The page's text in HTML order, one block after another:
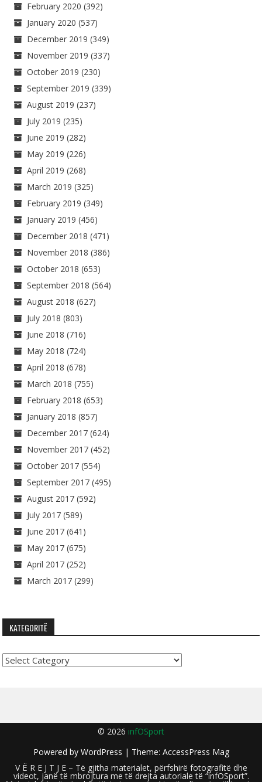
February 2020 (392)
January 2020 (537)
December 2019 (349)
November 2019 (337)
October 2019 (230)
September 2019 (339)
August 2019 (237)
July 2019 (235)
June 2019 (282)
May 2019 (226)
April 2019 (268)
March 2019 (325)
February 2019 (349)
January 2019 (456)
December 2018 (471)
November 2018 (386)
October 2018 (653)
September 2018 (564)
August 2018 (627)
July 2018 (803)
June 2018 (716)
May 2018 (724)
April 2018 (678)
March 2018 (755)
February 2018 (653)
January 2018 (857)
December 2017 (624)
November 2017 (452)
October 2017 (554)
September 2017 (495)
August 2017 (592)
July 2017 (589)
June 2017 (641)
May 2017 (675)
April 2017 (252)
March 2017 (299)
KATEGORITË
Kategoritë
© 2026 infOSport
Powered by WordPress | Theme: AccessPress Mag
V Ë R E J T J E – Të gjitha materialet, përfshirë fotografitë dhe
videot, janë të mbrojtura me të drejta autoriale të “infOSport”.